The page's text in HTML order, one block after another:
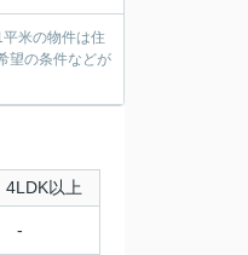
米の物件は住
望の条件などが
4LDK以上
-